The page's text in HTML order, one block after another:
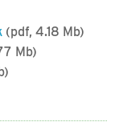
(pdf, 4.18 Mb)
Mb)